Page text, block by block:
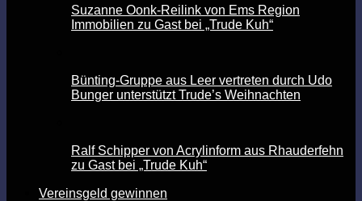
Suzanne Oonk-Reilink von Ems Region
Immobilien zu Gast bei „Trude Kuh“
Bünting-Gruppe aus Leer vertreten durch Udo
Bunger unterstützt Trude’s Weihnachten
Ralf Schipper von Acrylinform aus Rhauderfehn
zu Gast bei „Trude Kuh“
Vereinsgeld gewinnen